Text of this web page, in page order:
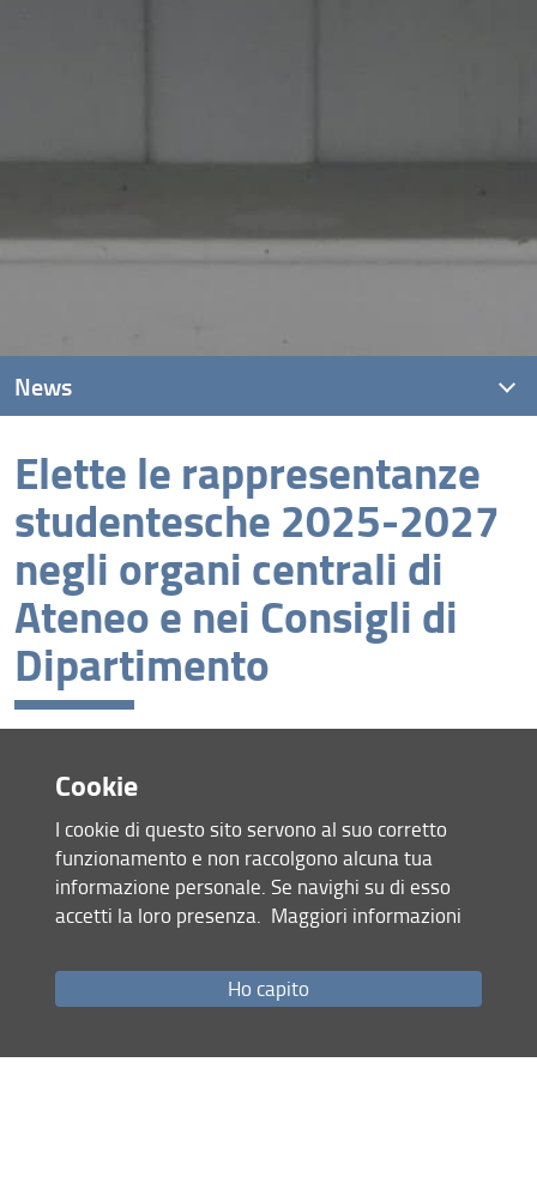
Elette le rappresentanze
studentesche 2025-2027
negli organi centrali di
Ateneo e nei Consigli di
Dipartimento
Consulta la pagina dedicata (URL)
07 Marzo 2025 (Archiviata
News
News recenti
Archivio
RSS feed
Cookie
I cookie di questo sito servono al suo corretto
funzionamento e non raccolgono alcuna tua
informazione personale. Se navighi su di esso
accetti la loro presenza. Maggiori informazioni
Ho capito